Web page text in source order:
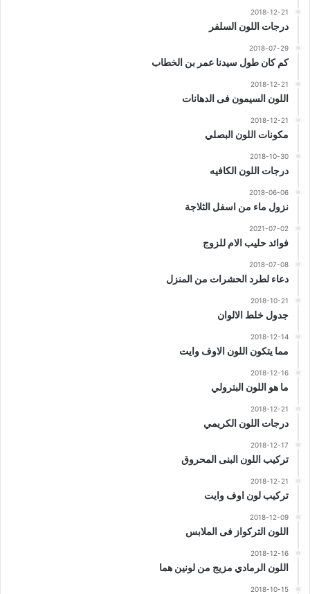
2018-12-21
درجات اللون السلفر
2018-07-29
كم كان طول سيدنا عمر بن الخطاب
2018-12-21
اللون السيمون فى الدهانات
2018-12-21
مكونات اللون البصلي
2018-10-30
درجات اللون الكافيه
2018-06-06
نزول ماء من اسفل الثلاجة
2021-07-02
فوائد حليب الام للزوج
2018-07-08
دعاء لطرد الحشرات من المنزل
2018-10-21
جدول خلط الالوان
2018-12-14
مما يتكون اللون الاوف وايت
2018-12-16
ما هو اللون البترولي
2018-12-21
درجات اللون الكريمي
2018-12-17
تركيب اللون البنى المحروق
2018-12-21
تركيب لون اوف وايت
2018-12-09
اللون التركواز فى الملابس
2018-12-16
اللون الرمادي مزيج من لونين هما
2018-10-15